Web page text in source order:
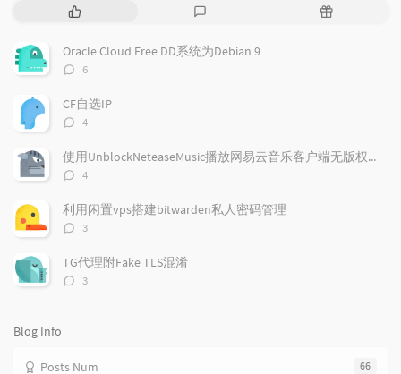
P
u
a
r
t
c
l
s
t
e
m
n
R
t
Oracle Cloud Free DD系统为Debian 9
评
数：
6
CF自选IP
评
数：
4
使用UnblockNeteaseMusic播放网易云音乐客户端无版权歌曲
评
数：
4
利用闲置vps搭建bitwarden私人密码管理
评
数：
3
TG代理附Fake TLS混淆
评
3
Blog Info
66
Posts Num